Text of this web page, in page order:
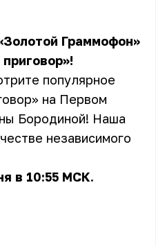
Граммофон»
популярное
на Первом
Бородиной! Наша
независимого
в 10:55 МСК.